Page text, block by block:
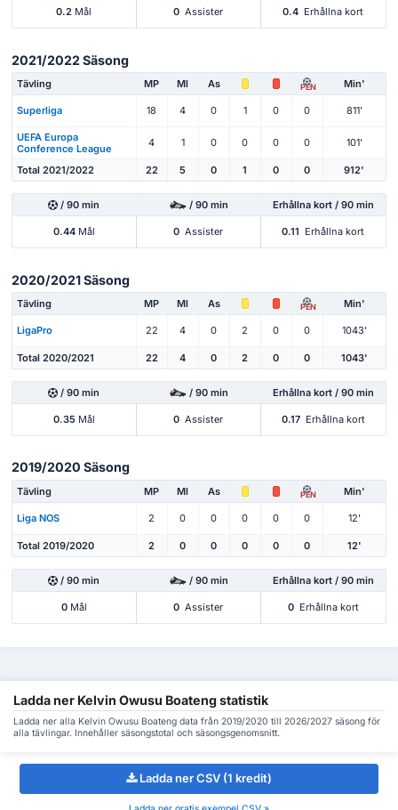
0.2 Mål 0 Assister 0.4 Erhållna kort
2021/2022 Säsong
Tävling MP Ml As PEN Min'
Superliga 18 4 0 1 0 0 811'
UEFA Europa
Conference League
4 1 0 0 0 0 101'
Total 2021/2022 22 5 0 1 0 0 912'
/ 90 min / 90 min Erhållna kort / 90 min
0.44Mål 0 Assister 0.11 Erhållna kort
2020/2021 Säsong
Tävling MP Ml As PEN Min'
LigaPro 22 4 0 2 0 0 1043'
Total 2020/2021 22 4 0 2 0 0 1043'
/ 90 min / 90 min Erhållna kort / 90 min
0.35Mål 0 Assister 0.17 Erhållna kort
2019/2020 Säsong
Tävling MP Ml As PEN Min'
Liga NOS 2 0 0 0 0 0 12'
Total 2019/2020 2 0 0 0 0 0 12'
/ 90 min / 90 min Erhållna kort / 90 min
0Mål 0 Assister 0 Erhållna kort
Ladda ner Kelvin Owusu Boateng statistik
Ladda ner alla Kelvin Owusu Boateng data från 2019/2020 till 2026/2027 säsong för
alla tävlingar. Innehåller säsongstotal och säsongsgenomsnitt.
Ladda ner CSV (1 kredit)